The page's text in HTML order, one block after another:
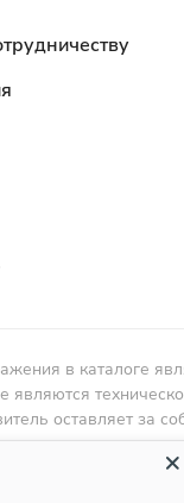
в каталоге
являются
оставляет за
проводить
пределах ГОСТа,
и